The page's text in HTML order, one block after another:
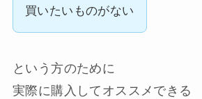
買いたいものがない
という方のために
実際に購入してオススメできる